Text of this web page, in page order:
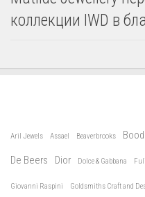
коллекции IWD в
Aril Jewels Assael Beaverbrooks
De Beers Dior Dolce & Gabbana
Giovanni Raspini Goldsmiths Craft and